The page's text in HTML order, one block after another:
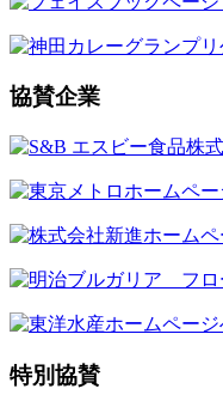
協賛企業
特別協賛